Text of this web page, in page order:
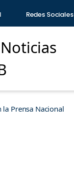
Redes Sociales
la Prensa Nacional